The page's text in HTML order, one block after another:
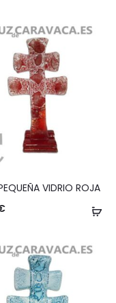
VIDRIO ROJA